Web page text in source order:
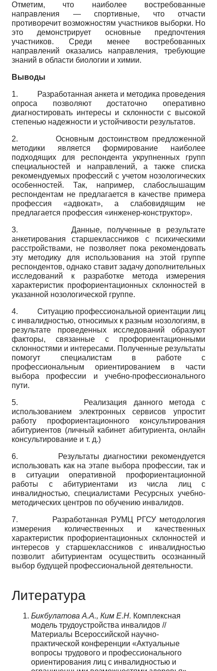
Отметим, что наиболее востребованные
направления — спортивные, что отчасти
противоречит возможностям участников выборки. Но
это демонстрирует основные предпочтения
участников. Среди менее востребованных
направлений оказались направления, требующие
знаний в области биологии и химии.
Выводы
1.
Разработанная анкета и методика проведения
опроса позволяют достаточно оперативно
диагностировать интересы и склонности с высокой
степенью надежности и устойчивости результатов.
2.
Основным достоинством предложенной
методики является формирование наиболее
подходящих для респондента укрупненных групп
специальностей и направлений, а также списка
рекомендуемых профессий с учетом нозологических
особенностей. Так, например, слабослы­шащим
респондентам не предлагается в качестве примера
профессия «адвокат», а слабовидящим не
предлагается профессия «инженер-конструктор».
3.
Данные, полученные в результате
анкетирования старшеклассников с психическими
расстройствами, не позволяет пока рекомендовать
эту методику для использования на этой группе
респондентов, однако ставит задачу дополнительных
исследований к разработке метода измерения
характеристик профориентационных склонностей в
указанной нозологической группе.
4. Ситуацию профессиональной ориентации лиц
с инвалидностью, относимых к разным нозологиям, в
результате проведенных исследований образуют
факторы, связанные с профориентационными
склонностями и интересами. Полученные результаты
помогут специалистам в работе с
профессиональным ориентированием в части
выбора профессии и учебно-профессионального
пути.
5. Реализация данного метода с
использованием электронных сервисов упростит
работу профориентационного консультирования
абитуриентов (личный кабинет абитуриента, онлайн
консультирование и т. д.)
6. Результаты диагностики рекомендуется
использовать как на этапе выбора профессии, так и
в ситуации оперативной профориентационной
работы с абитуриентами из числа лиц с
инвалидностью, специалистами Ресурсных учебно-
методических центров по обучению инвалидов.
7. Разработанная РУМЦ РГСУ методология
измерения количественных и качественных
характеристик профориентационных склонностей и
интересов у старшеклассников с инвалидностью
позволит абитуриентам осуществить осознанный
выбор будущей профессиональной деятельности.
Литература
Бикбулатова А.А., Ким Е.Н. Комплексная
модель трудоустройства инвалидов //
Материалы Всероссийской научно-
практической конференции «Актуальные
вопросы трудового и профессионального
ориентирования лиц с инвалидностью и